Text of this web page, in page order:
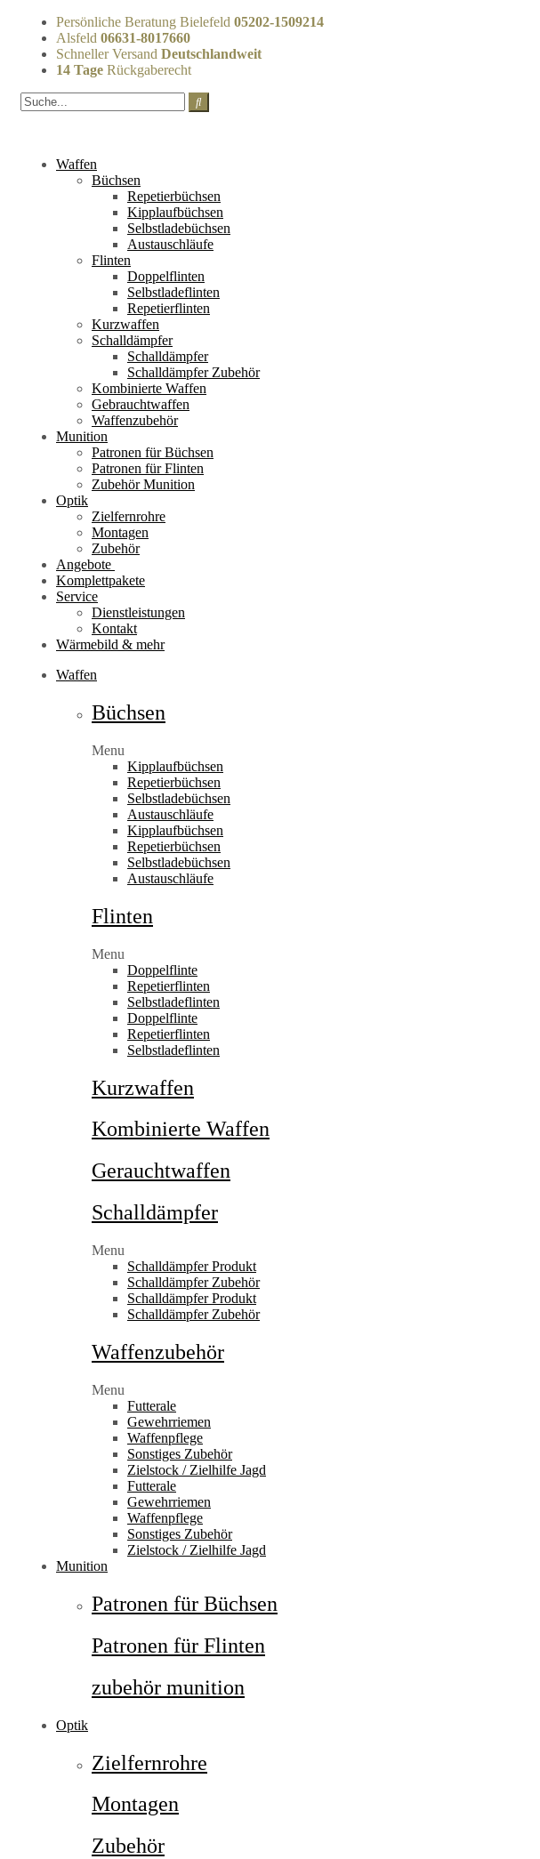
Persönliche Beratung Bielefeld 05202-1509214
Alsfeld 06631-8017660
Schneller Versand Deutschlandweit
14 Tage Rückgaberecht
Waffen
Büchsen
Repetierbüchsen
Kipplaufbüchsen
Selbstladebüchsen
Austauschläufe
Flinten
Doppelflinten
Selbstladeflinten
Repetierflinten
Kurzwaffen
Schalldämpfer
Schalldämpfer
Schalldämpfer Zubehör
Kombinierte Waffen
Gebrauchtwaffen
Waffenzubehör
Munition
Patronen für Büchsen
Patronen für Flinten
Zubehör Munition
Optik
Zielfernrohre
Montagen
Zubehör
Angebote
Komplettpakete
Service
Dienstleistungen
Kontakt
Wärmebild & mehr
Waffen
Büchsen
Menu
Kipplaufbüchsen
Repetierbüchsen
Selbstladebüchsen
Austauschläufe
Kipplaufbüchsen
Repetierbüchsen
Selbstladebüchsen
Austauschläufe
Flinten
Menu
Doppelflinte
Repetierflinten
Selbstladeflinten
Doppelflinte
Repetierflinten
Selbstladeflinten
Kurzwaffen
Kombinierte Waffen
Gerauchtwaffen
Schalldämpfer
Menu
Schalldämpfer Produkt
Schalldämpfer Zubehör
Schalldämpfer Produkt
Schalldämpfer Zubehör
Waffenzubehör
Menu
Futterale
Gewehrriemen
Waffenpflege
Sonstiges Zubehör
Zielstock / Zielhilfe Jagd
Futterale
Gewehrriemen
Waffenpflege
Sonstiges Zubehör
Zielstock / Zielhilfe Jagd
Munition
Patronen für Büchsen
Patronen für Flinten
zubehör munition
Optik
Zielfernrohre
Montagen
Zubehör